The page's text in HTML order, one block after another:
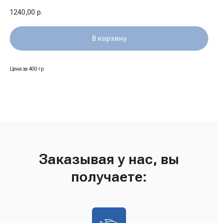
1240,00 р.
В корзину
Цена за 400 гр
Заказывая у нас, вы
получаете: